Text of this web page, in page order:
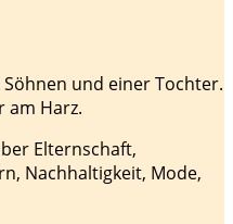
und einer Tochter.
am Harz.
Elternschaft,
Nachhaltigkeit, Mode,